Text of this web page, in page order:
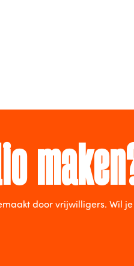
door vrijwilligers. Wil